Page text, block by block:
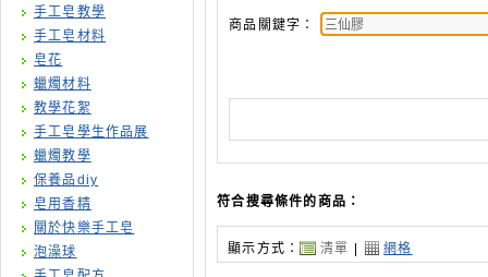
手工皂教學
手工皂材料
皂花
蠟燭材料
教學花絮
手工皂學生作品展
蠟燭教學
保養品diy
皂用香精
關於快樂手工皂
泡澡球
商品關鍵字：
符合搜尋條件的商品：
顯示方式： 清單 | 網格